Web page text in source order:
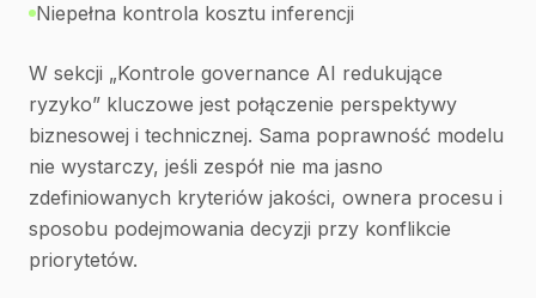
Niepełna kontrola kosztu inferencji
W sekcji „Kontrole governance AI redukujące
ryzyko” kluczowe jest połączenie perspektywy
biznesowej i technicznej. Sama poprawność modelu
nie wystarczy, jeśli zespół nie ma jasno
zdefiniowanych kryteriów jakości, ownera procesu i
sposobu podejmowania decyzji przy konflikcie
priorytetów.